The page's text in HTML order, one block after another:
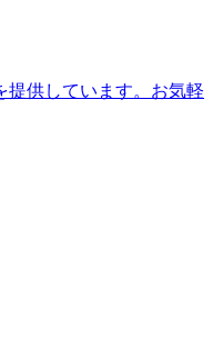
提供しています。お気軽